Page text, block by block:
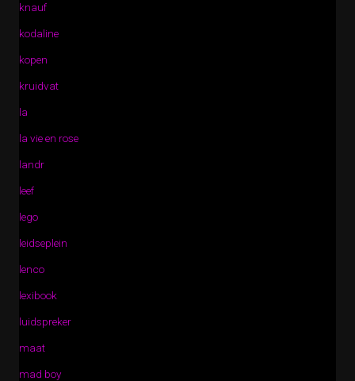
knauf
kodaline
kopen
kruidvat
la
la vie en rose
landr
leef
lego
leidseplein
lenco
lexibook
luidspreker
maat
mad boy